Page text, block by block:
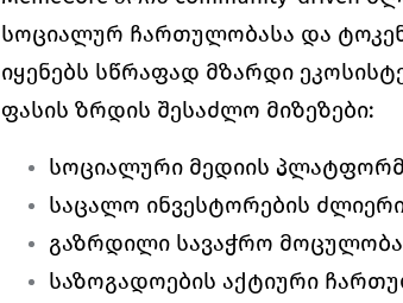
სოციალურ ჩართულობასა და
იყენებს სწრაფად მზარდი
ფასის ზრდის შესაძლო მიზეზები:
სოციალური მედიის
საცალო ინვესტორების
გაზრდილი სავაჭრო მოცულობა
საზოგადოების აქტიური